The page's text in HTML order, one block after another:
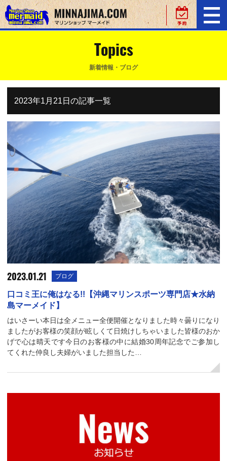
Topics
新着情報・ブログ
2023年1月21日の記事一覧
2023.01.21 ブログ
口コミ王に俺はなる!!【沖縄マリンスポーツ専門店★水納
島マーメイド】
はいさーい本日は全メニュー全便開催となりました時々曇りになり
ましたがお客様の笑顔が眩しくて日焼けしちゃいました皆様のおか
げで心は晴天です今日のお客様の中に結婚30周年記念でご参加し
てくれた仲良し夫婦がいました担当した…